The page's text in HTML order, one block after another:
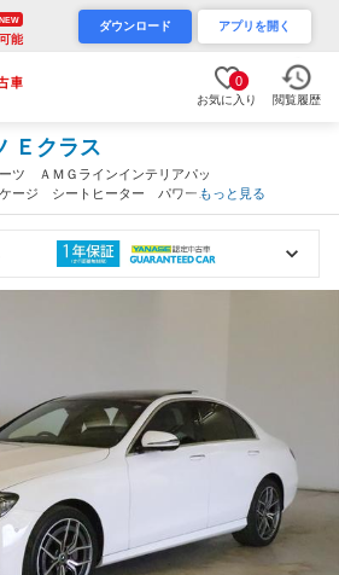
能
ダウンロード アプリを開く
0
お気に入り 閲覧履歴
Ｅクラス
ツ ＡＭＧラインインテリアパッ
ージ シートヒーター パワーシ
ット コネクテッド機能 ナビ
もっと見る